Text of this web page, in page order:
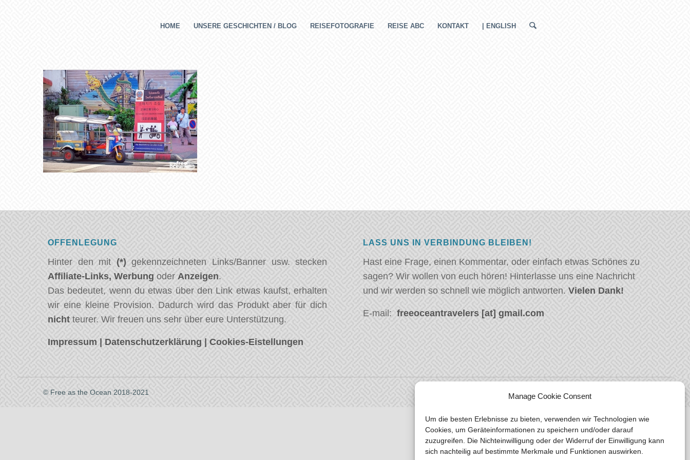
Manage Cookie Consent
Um die besten Erlebnisse zu bieten, verwenden wir Technologien wie
Cookies, um Geräteinformationen zu speichern und/oder darauf
zuzugreifen. Die Nichteinwilligung oder der Widerruf der Einwilligung kann
sich nachteilig auf bestimmte Merkmale und Funktionen auswirken.
HOME UNSERE GESCHICHTEN / BLOG REISEFOTOGRAFIE REISE ABC KONTAKT | ENGLISH
OFFENLEGUNG
Hinter den mit (*)gekennzeichneten Links/Banner usw. stecken
Affiliate-Links, Werbung oderAnzeigen.
Das bedeutet, wenn du etwas über den Link etwas kaufst, erhalten
wir eine kleine Provision. Dadurch wird das Produkt aber für dich
nicht teurer. Wir freuen uns sehr über eure Unterstützung.
Impressum | Datenschutzerklärung |Cookies-Eistellungen
LASS UNS IN VERBINDUNG BLEIBEN!
Hast eine Frage, einen Kommentar, oder einfach etwas Schönes zu
sagen? Wir wollen von euch hören! Hinterlasse uns eine Nachricht
und wir werden so schnell wie möglich antworten. Vielen Dank!
E-mail: freeoceantravelers [at] gmail.com
© Free as the Ocean 2018-2021